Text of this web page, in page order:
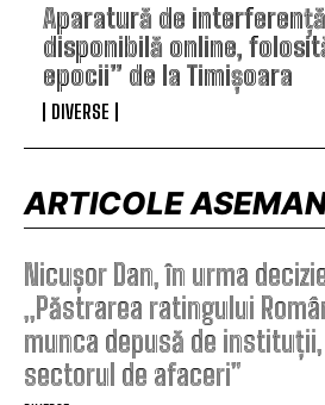
Aparatură de
disponibilă online,
epocii” de la Timișoara
DIVERSE
ARTICOLE
Nicușor Dan, în urma
„Păstrarea ratingului
munca depusă de
sectorul de afaceri”